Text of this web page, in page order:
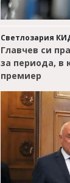
Светлозария
Главчев си
за периода, в
премиер